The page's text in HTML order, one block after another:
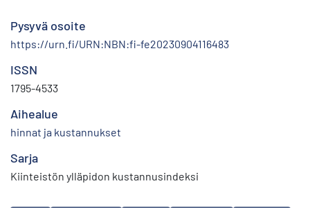
Pysyvä osoite
https://urn.fi/URN:NBN:fi-fe20230904116483
ISSN
1795-4533
Aihealue
hinnat ja kustannukset
Sarja
Kiinteistön ylläpidon kustannusindeksi